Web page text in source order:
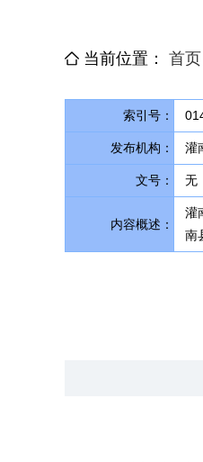
当前位置： 首页
索引号：
发布机构： 灌
文号： 无
内容概述：
灌
南